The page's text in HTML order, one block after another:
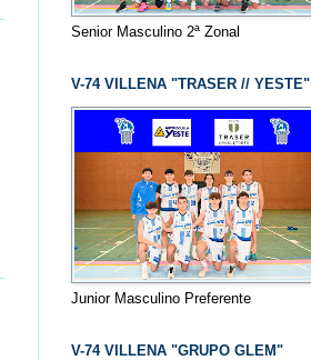
Senior Masculino 2ª Zonal
V-74 VILLENA "TRASER // YESTE"
Junior Masculino Preferente
V-74 VILLENA "GRUPO GLEM"